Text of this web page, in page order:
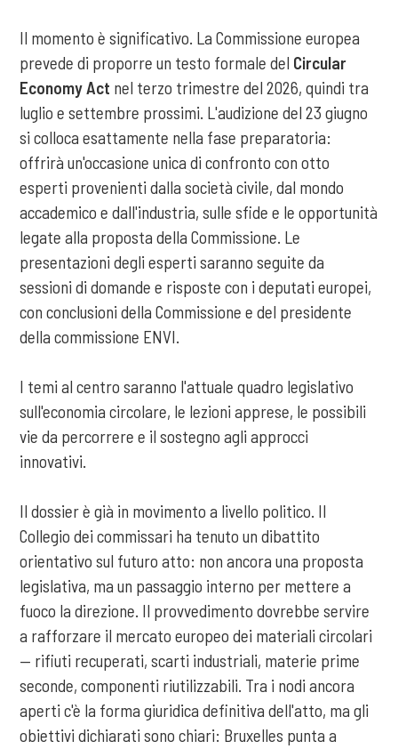
Il momento è significativo. La Commissione europea
prevede di proporre un testo formale del Circular
Economy Act nel terzo trimestre del 2026, quindi tra
luglio e settembre prossimi. L'audizione del 23 giugno
si colloca esattamente nella fase preparatoria:
offrirà un'occasione unica di confronto con otto
esperti provenienti dalla società civile, dal mondo
accademico e dall'industria, sulle sfide e le opportunità
legate alla proposta della Commissione. Le
presentazioni degli esperti saranno seguite da
sessioni di domande e risposte con i deputati europei,
con conclusioni della Commissione e del presidente
della commissione ENVI.
I temi al centro saranno l'attuale quadro legislativo
sull'economia circolare, le lezioni apprese, le possibili
vie da percorrere e il sostegno agli approcci
innovativi.
Il dossier è già in movimento a livello politico. Il
Collegio dei commissari ha tenuto un dibattito
orientativo sul futuro atto: non ancora una proposta
legislativa, ma un passaggio interno per mettere a
fuoco la direzione. Il provvedimento dovrebbe servire
a rafforzare il mercato europeo dei materiali circolari
— rifiuti recuperati, scarti industriali, materie prime
seconde, componenti riutilizzabili. Tra i nodi ancora
aperti c'è la forma giuridica definitiva dell'atto, ma gli
obiettivi dichiarati sono chiari: Bruxelles punta a